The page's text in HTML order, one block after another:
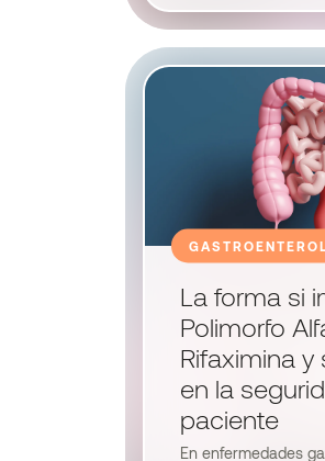
La forma si
Polimorfo
Rifaximina
en la
paciente
En enfermedades